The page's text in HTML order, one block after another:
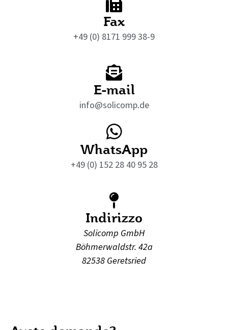
Fax
+49 (0) 8171 999 38-9
E-mail
info@solicomp.de
WhatsApp
+49 (0) 152 28 40 95 28
Indirizzo
Solicomp GmbH
Böhmerwaldstr. 42a
82538 Geretsried